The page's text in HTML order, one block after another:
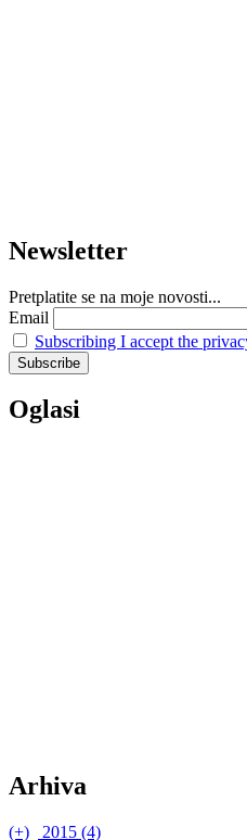
Newsletter
Pretplatite se na moje novosti...
Email
Subscribing I accept the
Oglasi
Arhiva
(+) 2015 (4)